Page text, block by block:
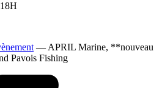
— APRIL Marine, **nouveau
Pavois Fishing